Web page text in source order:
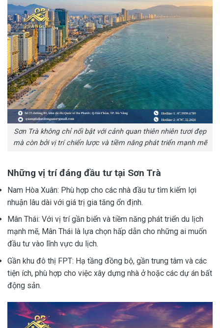
Sơn Trà không chỉ nổi bật với cảnh quan thiên nhiên tươi đẹp
mà còn bởi vị trí chiến lược và tiềm năng phát triển mạnh mẽ
Những vị trí đáng đầu tư tại Sơn Trà
Nam Hòa Xuân: Phù hợp cho các nhà đầu tư tìm kiếm lợi
nhuận lâu dài với giá trị gia tăng ổn định.
Mân Thái: Với vị trí gần biển và tiềm năng phát triển du lịch
mạnh mẽ, Mân Thái là lựa chọn hấp dẫn cho những ai muốn
đầu tư vào lĩnh vực du lịch.
Gần khu đô thị FPT: Hạ tầng đồng bộ, gần trung tâm và các
tiện ích, phù hợp cho việc xây dựng nhà ở hoặc các dự án bất
động sản.